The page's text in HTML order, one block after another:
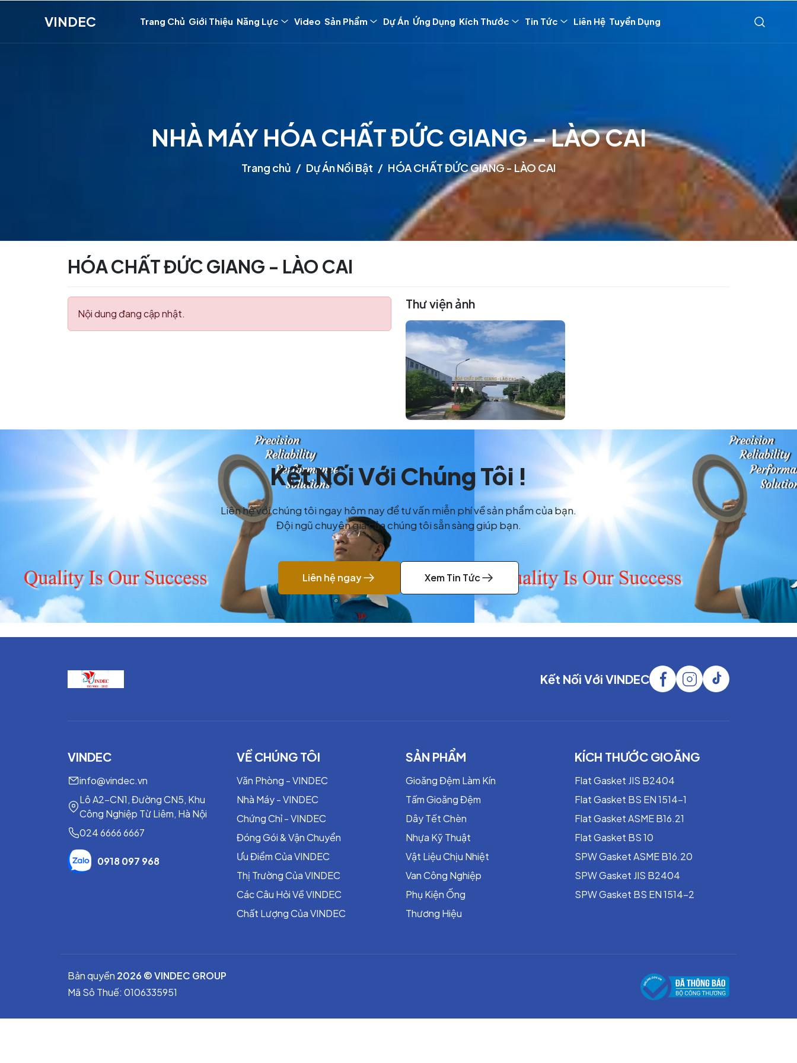
VINDEC Trang Chủ Giới Thiệu Năng Lực Video Sản Phẩm Dự Án Ứng Dụng Kích Thước Tin Tức Liên Hệ Tuyển Dụng
NHÀ MÁY HÓA CHẤT ĐỨC GIANG – LÀO CAI
Trang chủ Dự Án Nổi Bật HÓA CHẤT ĐỨC GIANG - LÀO CAI
HÓA CHẤT ĐỨC GIANG - LÀO CAI
Nội dung đang cập nhật.
Thư viện ảnh
Kết Nối Với Chúng Tôi !
Liên hệ với chúng tôi ngay hôm nay để tư vấn miễn phí về sản phẩm của bạn.
Đội ngũ chuyên gia của chúng tôi sẵn sàng giúp bạn.
Liên hệ ngay Xem Tin Tức
Kết Nối Với VINDEC
VINDEC
info@vindec.vn
Lô A2-CN1, Đường CN5, Khu
Công Nghiệp Từ Liêm, Hà Nội
024 6666 6667
0918 097 968
VỀ CHÚNG TÔI
Văn Phòng - VINDEC
Nhà Máy - VINDEC
Chứng Chỉ - VINDEC
Đóng Gói & Vận Chuyển
Ưu Điểm Của VINDEC
Thị Trường Của VINDEC
Các Câu Hỏi Về VINDEC
Chất Lượng Của VINDEC
SẢN PHẨM
Gioăng Đệm Làm Kín
Tấm Gioăng Đệm
Dây Tết Chèn
Nhựa Kỹ Thuật
Vật Liệu Chịu Nhiệt
Van Công Nghiệp
Phụ Kiện Ống
Thương Hiệu
KÍCH THƯỚC GIOĂNG
Flat Gasket JIS B2404
Flat Gasket BS EN 1514-1
Flat Gasket ASME B16.21
Flat Gasket BS 10
SPW Gasket ASME B16.20
SPW Gasket JIS B2404
SPW Gasket BS EN 1514-2
Bản quyền 2026 © VINDEC GROUP
Mã Sô Thuế: 0106335951